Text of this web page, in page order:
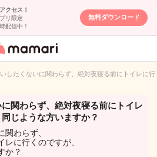
クセス！
リ限定
配信中！
無料ダウンロード
専用匿名QA
トしたくないに関わらず、絶対夜寝る前にトイレに
関わらず、絶対夜寝る前にトイレ
じような方いますか？
関わらず、
に行くのですが、
か？